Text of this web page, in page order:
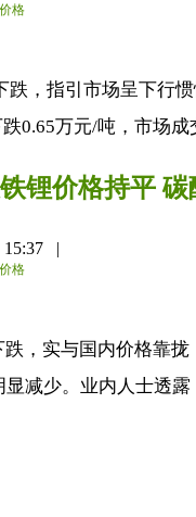
格
跌，指引市场呈下行
0.65万元/吨，市场
锂价格持平
|
格
，实与国内价格靠
减少。业内人士透